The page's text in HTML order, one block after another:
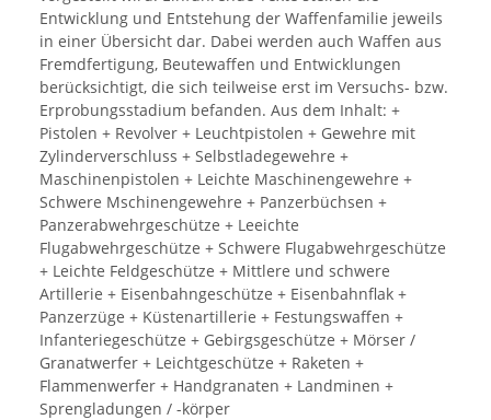
Entwicklung und Entstehung der Waffenfamilie jeweils
in einer Übersicht dar. Dabei werden auch Waffen aus
Fremdfertigung, Beutewaffen und Entwicklungen
berücksichtigt, die sich teilweise erst im Versuchs- bzw.
Erprobungsstadium befanden. Aus dem Inhalt: +
Pistolen + Revolver + Leuchtpistolen + Gewehre mit
Zylinderverschluss + Selbstladegewehre +
Maschinenpistolen + Leichte Maschinengewehre +
Schwere Mschinengewehre + Panzerbüchsen +
Panzerabwehrgeschütze + Leeichte
Flugabwehrgeschütze + Schwere Flugabwehrgeschütze
+ Leichte Feldgeschütze + Mittlere und schwere
Artillerie + Eisenbahngeschütze + Eisenbahnflak +
Panzerzüge + Küstenartillerie + Festungswaffen +
Infanteriegeschütze + Gebirgsgeschütze + Mörser /
Granatwerfer + Leichtgeschütze + Raketen +
Flammenwerfer + Handgranaten + Landminen +
Sprengladungen / -körper